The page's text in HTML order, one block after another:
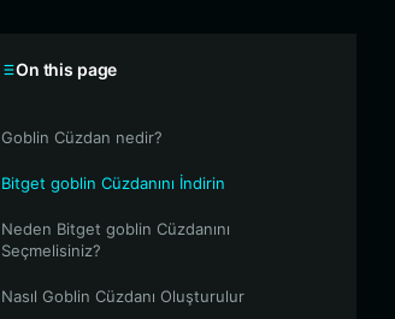
On this page
Goblin Cüzdan nedir?
Bitget goblin Cüzdanını İndirin
Neden Bitget goblin Cüzdanını
Seçmelisiniz?
Nasıl Goblin Cüzdanı Oluşturulur